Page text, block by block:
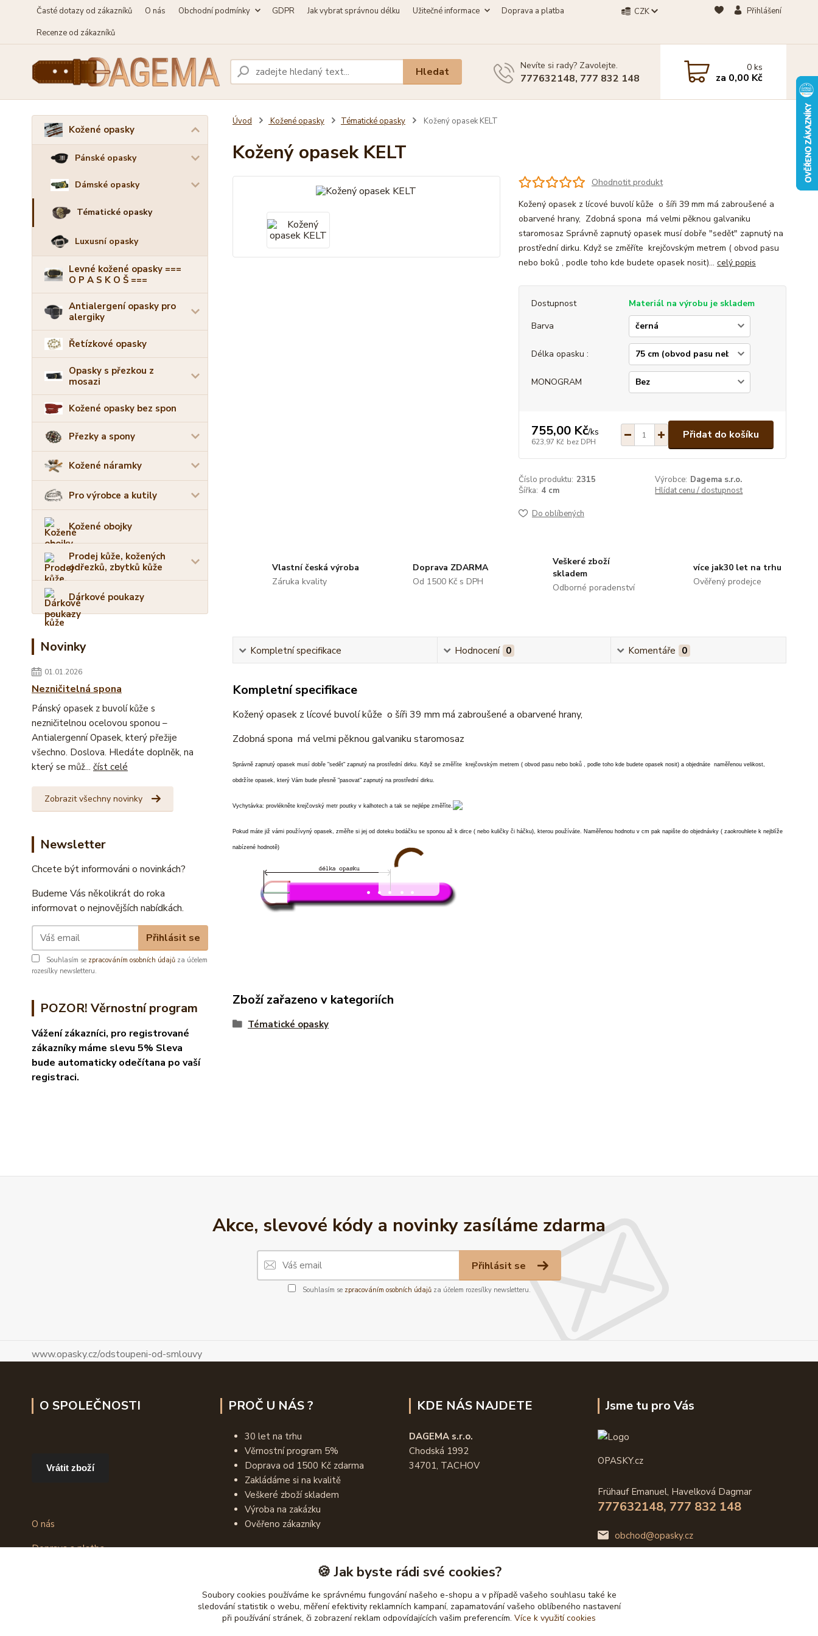
Časté dotazy od zákazníků O nás Obchodní podmínky GDPR Jak vybrat správnou délku Užitečné informace
Doprava a platba
Recenze od zákazníků
CZK Přihlášení
Hledat Nevíte si rady? Zavolejte.
777632148, 777 832 148
0ks
za 0,00 Kč
Kožené opasky
Pánské opasky
Dámské opasky
Tématické opasky
Luxusní opasky
Levné kožené opasky ===
O P A S K O Š ===
Antialergení opasky pro
alergiky
Řetízkové opasky
Opasky s přezkou z
mosazi
Kožené opasky bez spon
Přezky a spony
Kožené náramky
Pro výrobce a kutily
Kožené obojky
Prodej kůže, kožených
odřezků, zbytků kůže
Dárkové poukazy
Novinky
01.01.2026
Nezničitelná spona
Pánský opasek z buvolí kůže s
nezničitelnou ocelovou sponou –
Antialergenní Opasek, který přežije
všechno. Doslova. Hledáte doplněk, na
který se můž... číst celé
Zobrazit všechny novinky
Newsletter
Chcete být informováni o novinkách?
Budeme Vás několikrát do roka
informovat o nejnovějších nabídkách.
Přihlásit se
Souhlasím se zpracováním osobních údajů za účelem
rozesílky newsletteru.
POZOR! Věrnostní program
Vážení zákazníci, pro registrované
zákazníky máme slevu 5% Sleva
bude automaticky odečítana po vaší
registraci.
Úvod Kožené opasky Tématické opasky Kožený opasek KELT
Kožený opasek KELT
Ohodnotit produkt
Kožený opasek z lícové buvolí kůže o šíři 39 mm má zabroušené a
obarvené hrany, Zdobná spona má velmi pěknou galvaniku
staromosaz Správně zapnutý opasek musí dobře "sedět" zapnutý na
prostřední dirku. Když se změříte krejčovským metrem ( obvod pasu
nebo boků , podle toho kde budete opasek nosit)... celý popis
Dostupnost
Materiál na výrobu je skladem
Barva
Délka opasku :
MONOGRAM
755,00 Kč/ks
623,97 Kč bez DPH
Přidat do košíku
Číslo produktu: 2315 Výrobce: Dagema s.r.o.
Šířka: 4 cm Hlídat cenu / dostupnost
Do oblíbených
Vlastní česká výroba
Záruka kvality
Doprava ZDARMA
Od 1500 Kč s DPH
Veškeré zboží
skladem
Odborné poradenství
více jak30 let na trhu
Ověřený prodejce
Kompletní specifikace Hodnocení 0 Komentáře 0
Kompletní specifikace
Kožený opasek z lícové buvolí kůže o šíři 39 mm má zabroušené a obarvené hrany,
Zdobná spona má velmi pěknou galvaniku staromosaz
Správně zapnutý opasek musí dobře "sedět" zapnutý na prostřední dirku. Když se změříte krejčovským metrem ( obvod pasu nebo boků , podle toho kde budete opasek nosit) a objednáte naměřenou velikost,
obdržíte opasek, který Vám bude přesně "pasovat" zapnutý na prostřední dirku.
Vychytávka: provlékněte krejčovský metr poutky v kalhotech a tak se nejlépe změříte.
Pokud máte již vámi používyný opasek, změřte si jej od doteku bodáčku se sponou až k dirce ( nebo kuličky či háčku), kterou používáte. Naměřenou hodnotu v cm pak napište do objednávky ( zaokrouhlete k nejblíže
nabízené hodnotě)
Zboží zařazeno v kategoriích
Tématické opasky
Akce, slevové kódy a novinky zasíláme zdarma
Přihlásit se
Souhlasím se zpracováním osobních údajůza účelem rozesílky newsletteru.
www.opasky.cz/odstoupeni-od-smlouvy
O SPOLEČNOSTI
Vrátit zboží
O nás
Doprava a platba
PROČ U NÁS ?
30 let na trhu
Věrnostní program 5%
Doprava od 1500 Kč zdarma
Zakládáme si na kvalitě
Veškeré zboží skladem
Výroba na zakázku
Ověřeno zákazníky
KDE NÁS NAJDETE
DAGEMA s.r.o.
Chodská 1992
34701, TACHOV
Jsme tu pro Vás
OPASKY.cz
Frühauf Emanuel, Havelková Dagmar
777632148, 777 832 148
obchod@opasky.cz
🍪 Jak byste rádi své cookies?
Soubory cookies používáme ke správnému fungování našeho e-shopu a v případě vašeho souhlasu také ke
sledování statistik o webu, měření efektivity reklamních kampaní, zapamatování vašeho oblíbeného nastavení
při používání stránek, či zobrazení reklam odpovídajících vašim preferencím. Více k využití cookies